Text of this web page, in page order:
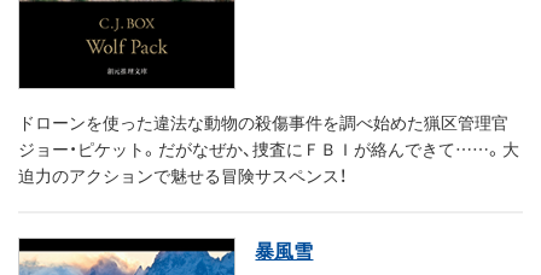
ドローンを使った違法な動物の殺傷事件を調べ始めた猟区管理官
ジョー・ピケット。だがなぜか、捜査にＦＢＩが絡んできて……。大
迫力のアクションで魅せる冒険サスペンス！
暴風雪